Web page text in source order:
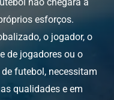
esforços.
o jogador, o
de jogadores ou o
futebol, necessitam
qualidades e em